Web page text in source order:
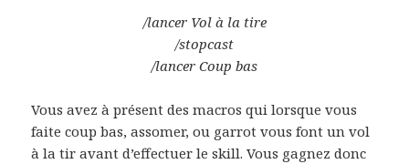
/lancer Vol à la tire
/stopcast
/lancer Coup bas
Vous avez à présent des macros qui lorsque vous
faite coup bas, assomer, ou garrot vous font un vol
à la tir avant d’effectuer le skill. Vous gagnez donc